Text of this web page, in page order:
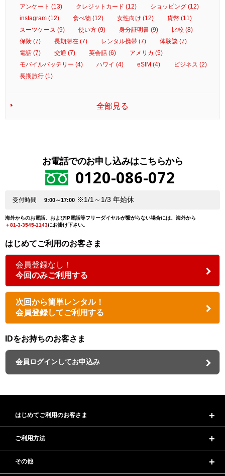
アンケート (13)
クレジットカード (12)
ショッピング (12)
instagram (12)
食べ物 (12) 女性向け (12)
貨幣 (11)
スーツケース (9)
使い方 (9) 身分証明書 (9)
比較 (8)
保険 (7)
長期滞在 (7) レンタル携帯 (7)
体験談 (7)
電話 (7)
交通 (7) 英会話 (6)
アメリカ (5)
モバイルバッテリー (4)
ハワイ (4) eSIM (4)
ビジネス (2)
長期旅行 (1)
全部見る
お電話でのお申し込みはこちらから
0120-086-072
受付時間 9:00～17:00 ※1/1～1/3 年始休
海外からのお電話、およびIP電話等フリーダイヤルが繋がらない場合には、海外から
＋81-3-3545-1143にお掛け下さい。
はじめてご利用のお客さま
会員登録なし！
今回のみご利用する
次回から簡単レンタル！
会員登録してご利用する
IDをお持ちのお客さま
会員ログインしてお申込み
はじめてご利用のお客さま
ご利用方法
その他